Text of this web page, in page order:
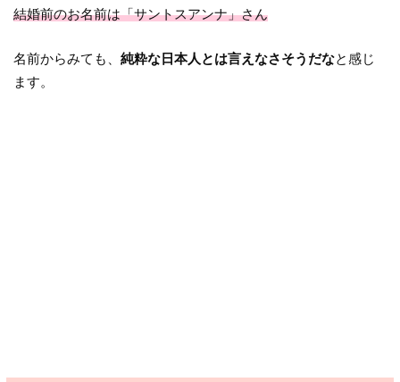
結婚前のお名前は「サントスアンナ」さん
名前からみても、純粋な日本人とは言えなさそうだなと感じ
ます。